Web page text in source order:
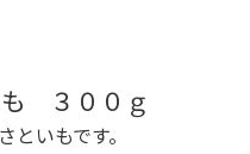
３００ｇ
といもです。